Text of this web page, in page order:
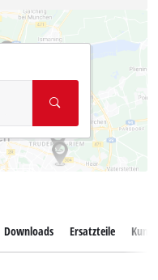
Downloads Ersatzteile